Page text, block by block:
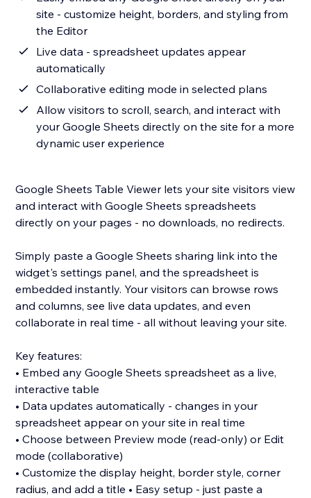
site - customize height, borders, and styling from
the Editor
Live data - spreadsheet updates appear
automatically
Collaborative editing mode in selected plans
Allow visitors to scroll, search, and interact with
your Google Sheets directly on the site for a more
dynamic user experience
Google Sheets Table Viewer lets your site visitors view
and interact with Google Sheets spreadsheets
directly on your pages - no downloads, no redirects.
Simply paste a Google Sheets sharing link into the
widget's settings panel, and the spreadsheet is
embedded instantly. Your visitors can browse rows
and columns, see live data updates, and even
collaborate in real time - all without leaving your site.
Key features:
• Embed any Google Sheets spreadsheet as a live,
interactive table
• Data updates automatically - changes in your
spreadsheet appear on your site in real time
• Choose between Preview mode (read-only) or Edit
mode (collaborative)
• Customize the display height, border style, corner
radius, and add a title • Easy setup - just paste a